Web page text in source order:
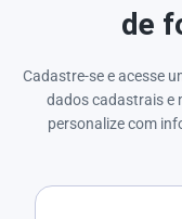
de
Cadastre-se e acesse
dados cadastrais e
personalize com